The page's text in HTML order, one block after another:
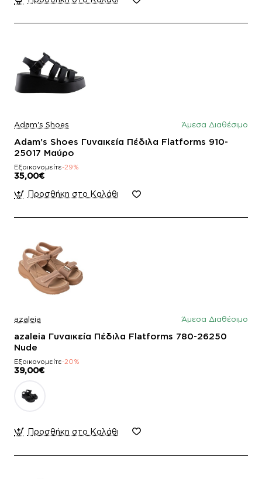
Adam's Shoes Άμεσα Διαθέσιμο
Adam's Shoes Γυναικεία Πέδιλα Flatforms 910-
25017 Μαύρο
Εξοικονομείτε-29%
35,00€
Προσθήκη στο Καλάθι
azaleia Άμεσα Διαθέσιμο
azaleia Γυναικεία Πέδιλα Flatforms 780-26250
Nude
Εξοικονομείτε-20%
39,00€
Προσθήκη στο Καλάθι